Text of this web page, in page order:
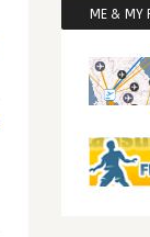
ME & MY